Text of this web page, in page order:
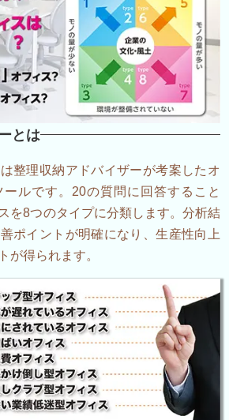
とは
整理収納アドバイザーが考案したオ
ルです。20の質問に回答すること
を8つのタイプに分類します。分析結
ポイントが明確になり、生産性向上
が得られます。